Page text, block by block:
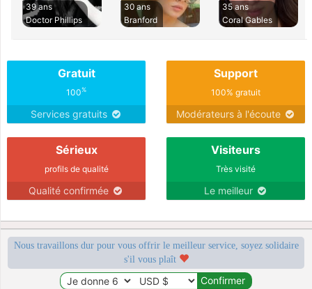
39 ans
Doctor Phillips
30 ans
Branford
35 ans
Coral Gables
Gratuit
100%
Services gratuits
Support
100% gratuit
Modérateurs à l'écoute
Sérieux
profils de qualité
Qualité confirmée
Visiteurs
Très visité
Le meilleur
Nous travaillons dur pour vous offrir le meilleur service, soyez solidaire
s'il vous plaît